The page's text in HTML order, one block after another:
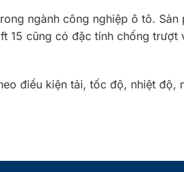
ngành công nghiệp ô tô. Sản
15 cũng có đặc tính chống trượt
điều kiện tải, tốc độ, nhiệt độ,